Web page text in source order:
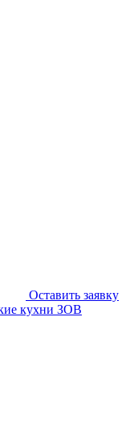
Оставить заявку